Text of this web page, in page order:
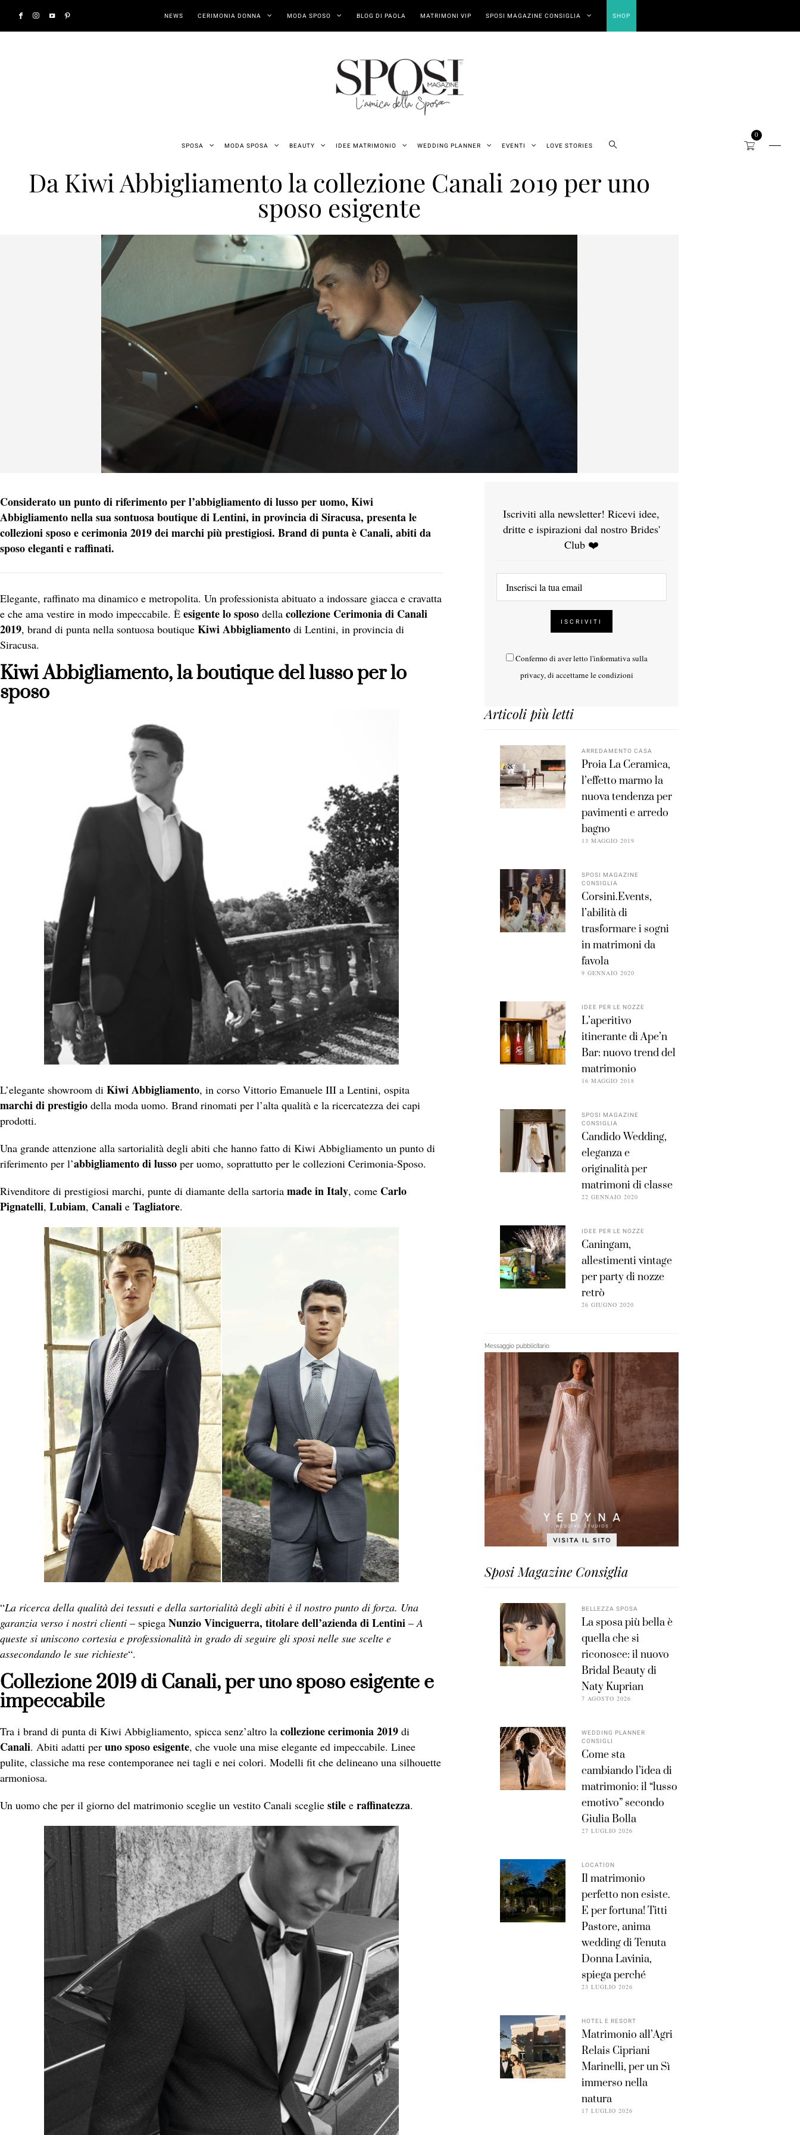
NEWS CERIMONIA DONNA MODA SPOSO BLOG DI PAOLA MATRIMONI VIP SPOSI MAGAZINE CONSIGLIA SHOP
SPOSA MODA SPOSA BEAUTY IDEE MATRIMONIO WEDDING PLANNER EVENTI LOVE STORIES
0
Da Kiwi Abbigliamento la collezione Canali 2019 per uno
sposo esigente
Considerato un punto di riferimento per l’abbigliamento di lusso per uomo, Kiwi
Abbigliamento nella sua sontuosa boutique di Lentini, in provincia di Siracusa, presenta le
collezioni sposo e cerimonia 2019 dei marchi più prestigiosi. Brand di punta è Canali, abiti da
sposo eleganti e raffinati.
Elegante, raffinato ma dinamico e metropolita. Un professionista abituato a indossare giacca e cravatta
e che ama vestire in modo impeccabile. È esigente lo sposo della collezione Cerimonia di Canali
2019, brand di punta nella sontuosa boutique Kiwi Abbigliamento di Lentini, in provincia di
Siracusa.
Kiwi Abbigliamento, la boutique del lusso per lo
sposo
L’elegante showroom di Kiwi Abbigliamento, in corso Vittorio Emanuele III a Lentini, ospita
marchi di prestigio della moda uomo. Brand rinomati per l’alta qualità e la ricercatezza dei capi
prodotti.
Una grande attenzione alla sartorialità degli abiti che hanno fatto di Kiwi Abbigliamento un punto di
riferimento per l’abbigliamento di lusso per uomo, soprattutto per le collezioni Cerimonia-Sposo.
Rivenditore di prestigiosi marchi, punte di diamante della sartoria made in Italy, come Carlo
Pignatelli, Lubiam, Canali e Tagliatore.
“La ricerca della qualità dei tessuti e della sartorialità degli abiti è il nostro punto di forza. Una
garanzia verso i nostri clienti – spiega Nunzio Vinciguerra, titolare dell’azienda di Lentini –A
queste si uniscono cortesia e professionalità in grado di seguire gli sposi nelle sue scelte e
assecondando le sue richieste“.
Collezione 2019 di Canali, per uno sposo esigente e
impeccabile
Tra i brand di punta di Kiwi Abbigliamento, spicca senz’altro la collezione cerimonia 2019 di
Canali. Abiti adatti per uno sposo esigente, che vuole una mise elegante ed impeccabile. Linee
pulite, classiche ma rese contemporanee nei tagli e nei colori. Modelli fit che delineano una silhouette
armoniosa.
Un uomo che per il giorno del matrimonio sceglie un vestito Canali sceglie stile e raffinatezza.
Iscriviti alla newsletter! Ricevi idee,
dritte e ispirazioni dal nostro Brides'
Club ❤️
Confermo di aver letto l'informativa sulla
privacy, di accettarne le condizioni
Articoli più letti
ARREDAMENTO CASA
Proia La Ceramica,
l’effetto marmo la
nuova tendenza per
pavimenti e arredo
bagno
13 MAGGIO 2019
SPOSI MAGAZINE
CONSIGLIA
Corsini.Events,
l’abilità di
trasformare i sogni
in matrimoni da
favola
9 GENNAIO 2020
IDEE PER LE NOZZE
L’aperitivo
itinerante di Ape’n
Bar: nuovo trend del
matrimonio
16 MAGGIO 2018
SPOSI MAGAZINE
CONSIGLIA
Candido Wedding,
eleganza e
originalità per
matrimoni di classe
22 GENNAIO 2020
IDEE PER LE NOZZE
Caningam,
allestimenti vintage
per party di nozze
retrò
26 GIUGNO 2020
Messaggio pubblicitario
Sposi Magazine Consiglia
BELLEZZA SPOSA
La sposa più bella è
quella che si
riconosce: il nuovo
Bridal Beauty di
Naty Kuprian
7 AGOSTO 2026
WEDDING PLANNER
CONSIGLI
Come sta
cambiando l’idea di
matrimonio: il “lusso
emotivo” secondo
Giulia Bolla
27 LUGLIO 2026
LOCATION
Il matrimonio
perfetto non esiste.
E per fortuna! Titti
Pastore, anima
wedding di Tenuta
Donna Lavinia,
spiega perché
23 LUGLIO 2026
HOTEL E RESORT
Matrimonio all’Agri
Relais Cipriani
Marinelli, per un Sì
immerso nella
natura
17 LUGLIO 2026